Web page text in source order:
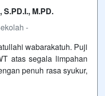
S.PD.I., M.PD.
-
wabarakatuh. Puji
atas segala limpahan
penuh rasa syukur,